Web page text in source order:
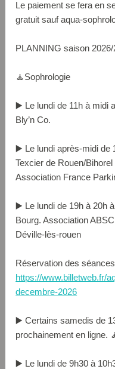
Le paiement se fera en
gratuit sauf aqua-
PLANNING saison 2026/
🧘Sophrologie
▶️ Le lundi de 11h à midi
Bly’n Co.
▶️ Le lundi après-midi de
Texcier de Rouen/
Association France
▶️ Le lundi de 19h à 20h
Bourg. Association
Déville-lès-rouen
Réservation des
https://www.billetweb.fr/
decembre-2026
▶️ Certains samedis de
prochainement en ligne.
▶️ Le lundi de 9h30 à